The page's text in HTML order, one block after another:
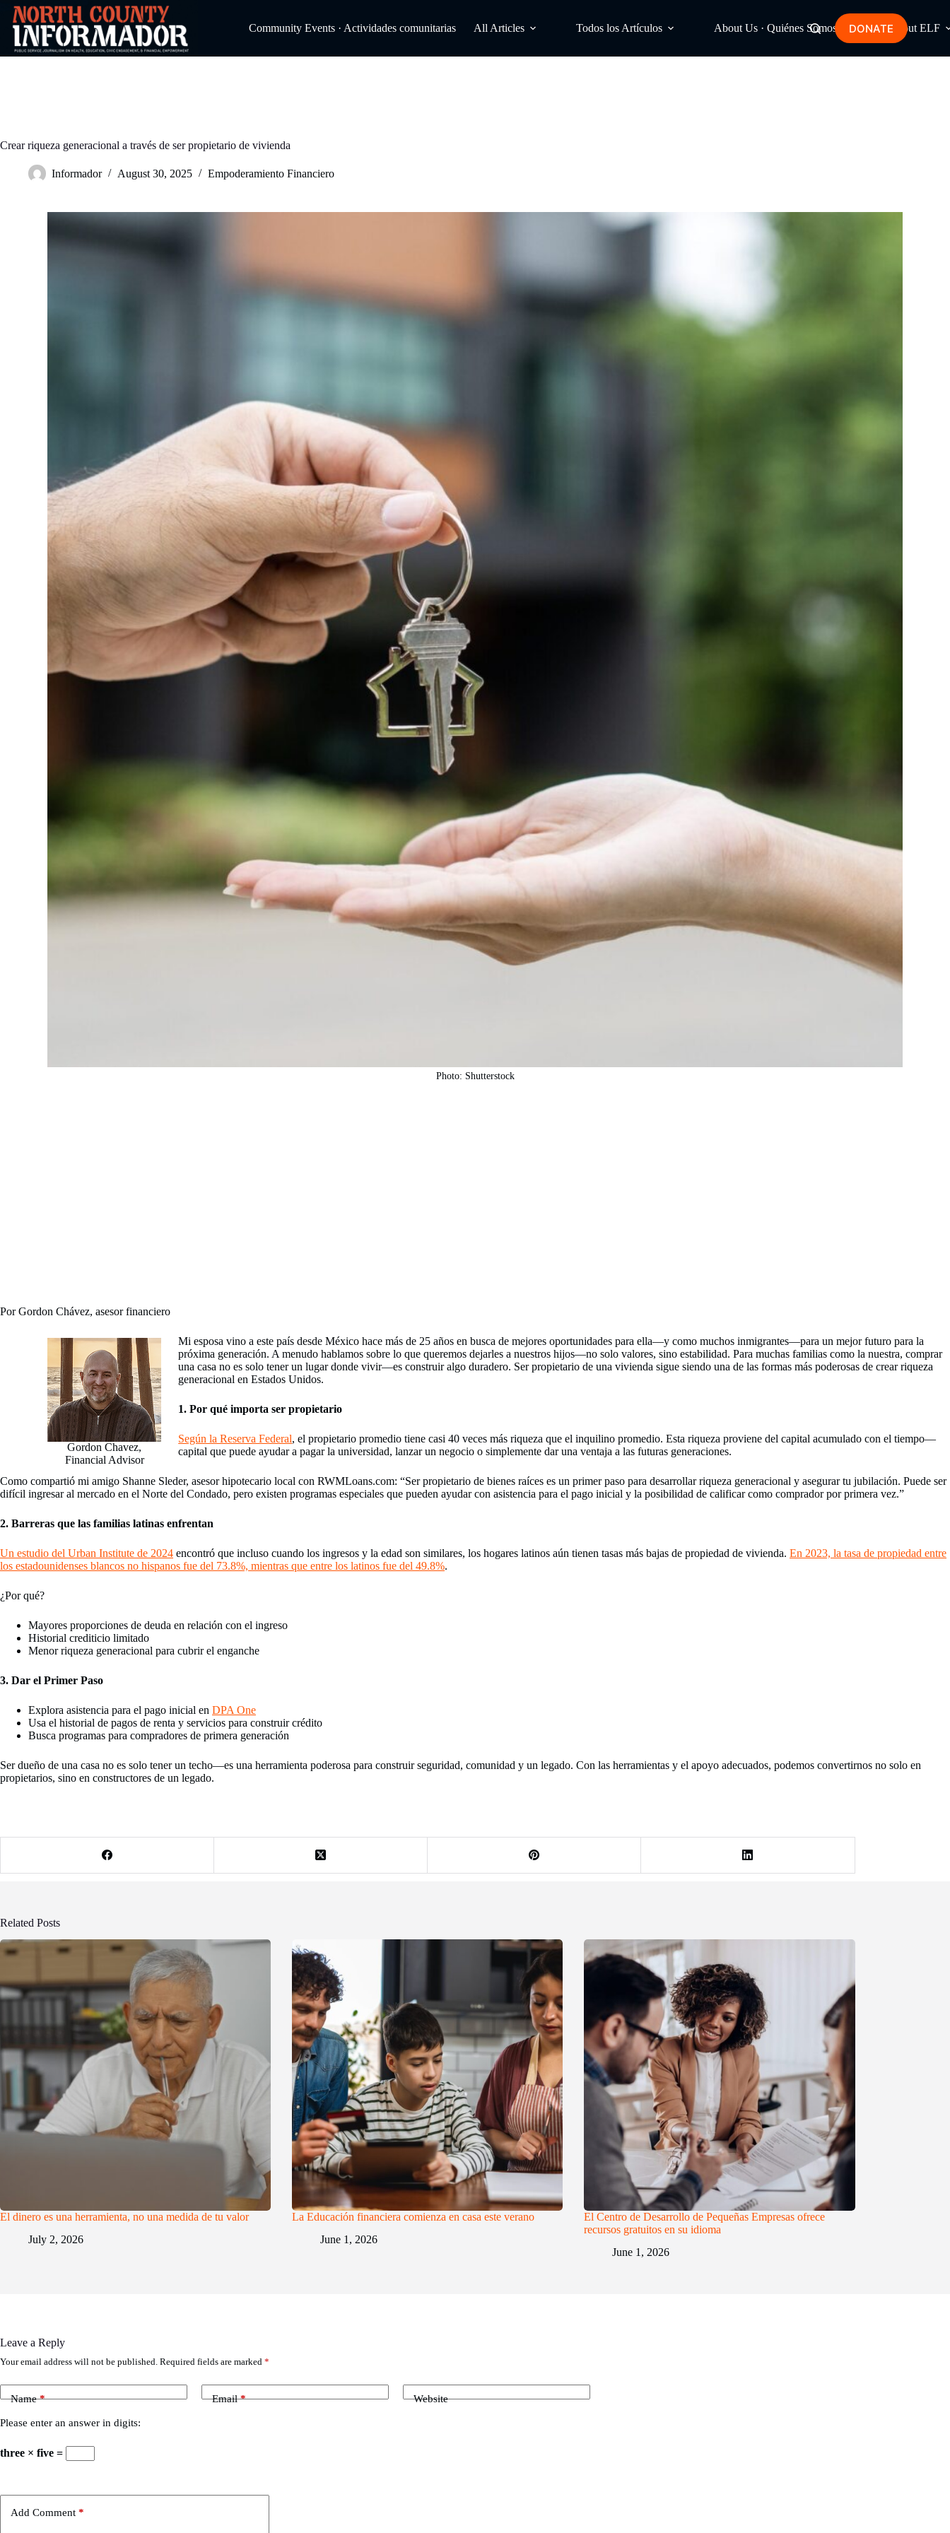
Skip
content
Community Events · Actividades comunitarias All Articles Todos los Artículos About Us · Quiénes Somos About ELF
DONATE
Crear riqueza generacional a través de ser propietario de vivienda
Informador August 30, 2025 Empoderamiento Financiero
Photo: Shutterstock
Por Gordon Chávez, asesor financiero
Gordon Chavez,
Financial Advisor
Mi esposa vino a este país desde México hace más de 25 años en busca de mejores oportunidades para ella—y como muchos inmigrantes—para un mejor futuro para la
próxima generación. A menudo hablamos sobre lo que queremos dejarles a nuestros hijos—no solo valores, sino estabilidad. Para muchas familias como la nuestra, comprar
una casa no es solo tener un lugar donde vivir—es construir algo duradero. Ser propietario de una vivienda sigue siendo una de las formas más poderosas de crear riqueza
generacional en Estados Unidos.
1. Por qué importa ser propietario
Según la Reserva Federal, el propietario promedio tiene casi 40 veces más riqueza que el inquilino promedio. Esta riqueza proviene del capital acumulado con el tiempo—
capital que puede ayudar a pagar la universidad, lanzar un negocio o simplemente dar una ventaja a las futuras generaciones.
Como compartió mi amigo Shanne Sleder, asesor hipotecario local con RWMLoans.com: “Ser propietario de bienes raíces es un primer paso para desarrollar riqueza generacional y asegurar tu jubilación. Puede ser
difícil ingresar al mercado en el Norte del Condado, pero existen programas especiales que pueden ayudar con asistencia para el pago inicial y la posibilidad de calificar como comprador por primera vez.”
2. Barreras que las familias latinas enfrentan
Un estudio del Urban Institute de 2024 encontró que incluso cuando los ingresos y la edad son similares, los hogares latinos aún tienen tasas más bajas de propiedad de vivienda. En 2023, la tasa de propiedad entre
los estadounidenses blancos no hispanos fue del 73.8%, mientras que entre los latinos fue del 49.8%.
¿Por qué?
Mayores proporciones de deuda en relación con el ingreso
Historial crediticio limitado
Menor riqueza generacional para cubrir el enganche
3. Dar el Primer Paso
Explora asistencia para el pago inicial en DPA One
Usa el historial de pagos de renta y servicios para construir crédito
Busca programas para compradores de primera generación
Ser dueño de una casa no es solo tener un techo—es una herramienta poderosa para construir seguridad, comunidad y un legado. Con las herramientas y el apoyo adecuados, podemos convertirnos no solo en
propietarios, sino en constructores de un legado.
Related Posts
El dinero es una herramienta, no una medida de tu valor
July 2, 2026
La Educación financiera comienza en casa este verano
June 1, 2026
El Centro de Desarrollo de Pequeñas Empresas ofrece
recursos gratuitos en su idioma
June 1, 2026
Leave a Reply
Your email address will not be published. Required fields are marked *
Name* Email* Website
Please enter an answer in digits:
three × five =
Add Comment *